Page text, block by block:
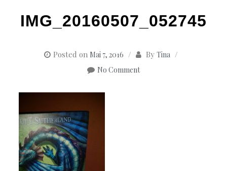
IMG_20160507_052745
Posted on Mai 7, 2016 By Tina
No Comment